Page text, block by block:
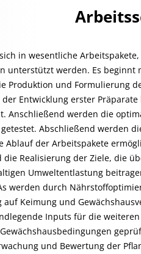
in wesentliche
unterstützt werden. Es
Produktion und Formulierung
Entwicklung erster
Anschließend werden die
Abschließend werden
Ablauf der Arbeitspakete
die Realisierung der Ziele, die
Umweltentlastung
werden durch
auf Keimung und
Inputs für die
und Bewertung der